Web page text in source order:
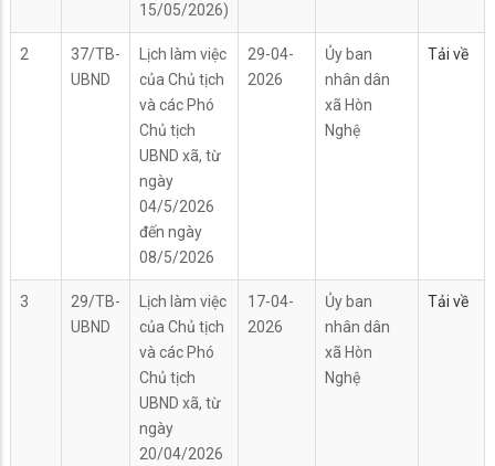
15/05/2026)
2
37/TB-
UBND
Lịch làm việc
của Chủ tịch
và các Phó
Chủ tịch
UBND xã, từ
ngày
04/5/2026
đến ngày
08/5/2026
29-04-
2026
Ủy ban
nhân dân
xã Hòn
Nghệ
Tải về
3
29/TB-
UBND
Lịch làm việc
của Chủ tịch
và các Phó
Chủ tịch
UBND xã, từ
ngày
20/04/2026
17-04-
2026
Ủy ban
nhân dân
xã Hòn
Nghệ
Tải về